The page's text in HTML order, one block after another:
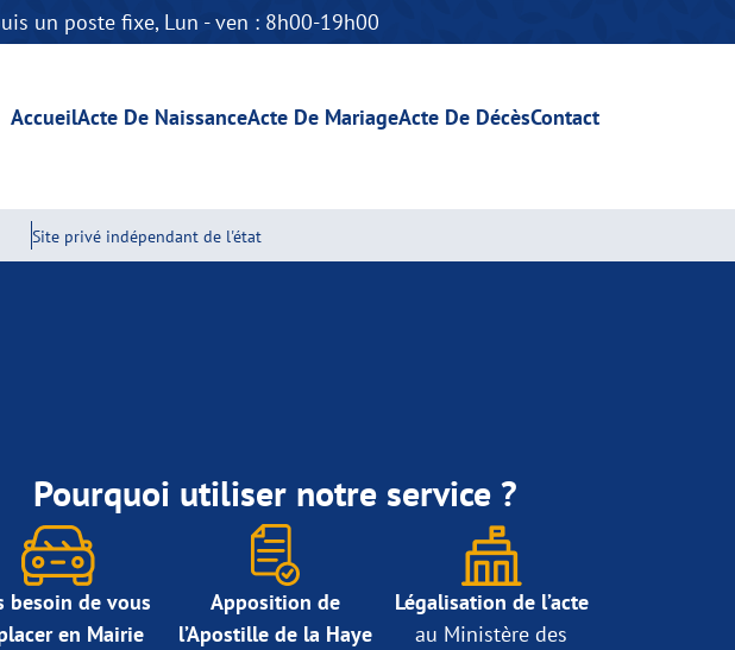
un poste fixe, Lun - ven : 8h00-19h00
AccueilActe De NaissanceActe De MariageActe De DécèsContact
Site privé indépendant de l'état
Pourquoi utiliser notre service ?
besoin de vous
en Mairie
Apposition de
l’Apostille de la Haye
Légalisation de l’acte
au Ministère des